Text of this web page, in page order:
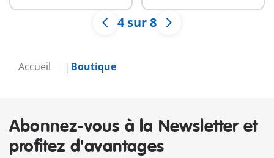
Accueil Boutique
4 sur 8
Abonnez-vous à la Newsletter et
profitez d'avantages